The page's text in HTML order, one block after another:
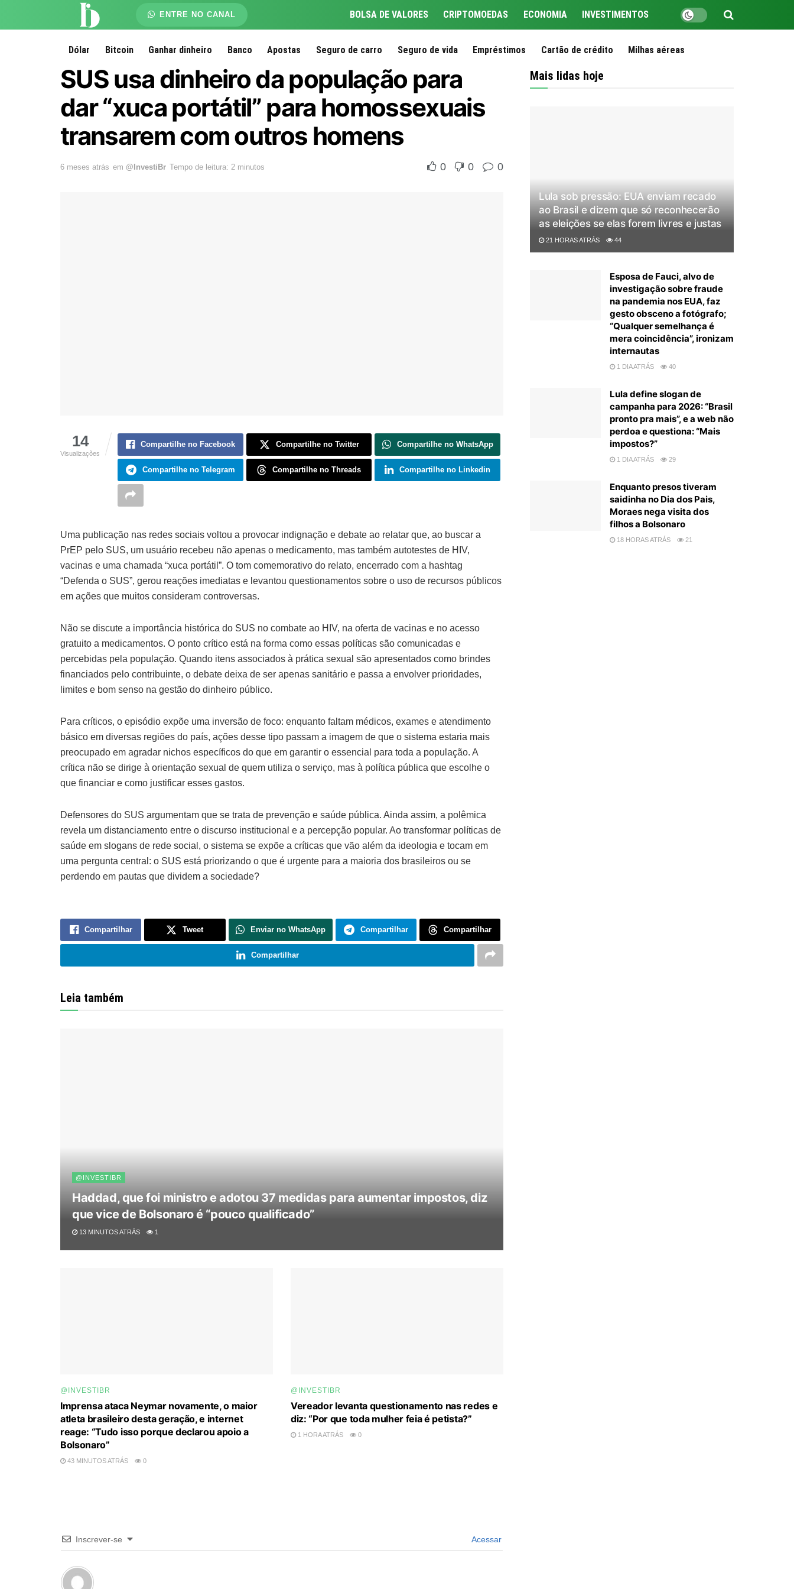
ENTRE NO CANAL BOLSA DE VALORES CRIPTOMOEDAS ECONOMIA INVESTIMENTOS
Dólar Bitcoin Ganhar dinheiro Banco Apostas Seguro de carro Seguro de vida Empréstimos Cartão de crédito Milhas aéreas
SUS usa dinheiro da população para
dar “xuca portátil” para homossexuais
transarem com outros homens
6 meses atrás em @InvestiBr Tempo de leitura: 2 minutos 0 0 0
14
Visualizações
Compartilhe no Facebook Compartilhe no Twitter Compartilhe no WhatsApp
Compartilhe no Telegram Compartilhe no Threads Compartilhe no Linkedin
Uma publicação nas redes sociais voltou a provocar indignação e debate ao relatar que, ao buscar a
PrEP pelo SUS, um usuário recebeu não apenas o medicamento, mas também autotestes de HIV,
vacinas e uma chamada “xuca portátil”. O tom comemorativo do relato, encerrado com a hashtag
“Defenda o SUS”, gerou reações imediatas e levantou questionamentos sobre o uso de recursos públicos
em ações que muitos consideram controversas.
Não se discute a importância histórica do SUS no combate ao HIV, na oferta de vacinas e no acesso
gratuito a medicamentos. O ponto crítico está na forma como essas políticas são comunicadas e
percebidas pela população. Quando itens associados à prática sexual são apresentados como brindes
financiados pelo contribuinte, o debate deixa de ser apenas sanitário e passa a envolver prioridades,
limites e bom senso na gestão do dinheiro público.
Para críticos, o episódio expõe uma inversão de foco: enquanto faltam médicos, exames e atendimento
básico em diversas regiões do país, ações desse tipo passam a imagem de que o sistema estaria mais
preocupado em agradar nichos específicos do que em garantir o essencial para toda a população. A
crítica não se dirige à orientação sexual de quem utiliza o serviço, mas à política pública que escolhe o
que financiar e como justificar esses gastos.
Defensores do SUS argumentam que se trata de prevenção e saúde pública. Ainda assim, a polêmica
revela um distanciamento entre o discurso institucional e a percepção popular. Ao transformar políticas de
saúde em slogans de rede social, o sistema se expõe a críticas que vão além da ideologia e tocam em
uma pergunta central: o SUS está priorizando o que é urgente para a maioria dos brasileiros ou se
perdendo em pautas que dividem a sociedade?
Compartilhar Tweet Enviar no WhatsApp Compartilhar Compartilhar
Compartilhar
Leia também
@INVESTIBR
Haddad, que foi ministro e adotou 37 medidas para aumentar impostos, diz
que vice de Bolsonaro é “pouco qualificado”
13 MINUTOS ATRÁS 1
@INVESTIBR
Imprensa ataca Neymar novamente, o maior
atleta brasileiro desta geração, e internet
reage: “Tudo isso porque declarou apoio a
Bolsonaro”
43 MINUTOS ATRÁS 0
@INVESTIBR
Vereador levanta questionamento nas redes e
diz: “Por que toda mulher feia é petista?”
1 HORA ATRÁS 0
Inscrever-se Acessar
Mais lidas hoje
Lula sob pressão: EUA enviam recado
ao Brasil e dizem que só reconhecerão
as eleições se elas forem livres e justas
21 HORAS ATRÁS 44
Esposa de Fauci, alvo de
investigação sobre fraude
na pandemia nos EUA, faz
gesto obsceno a fotógrafo;
“Qualquer semelhança é
mera coincidência”, ironizam
internautas
1 DIA ATRÁS 40
Lula define slogan de
campanha para 2026: “Brasil
pronto pra mais”, e a web não
perdoa e questiona: “Mais
impostos?”
1 DIA ATRÁS 29
Enquanto presos tiveram
saidinha no Dia dos Pais,
Moraes nega visita dos
filhos a Bolsonaro
18 HORAS ATRÁS 21